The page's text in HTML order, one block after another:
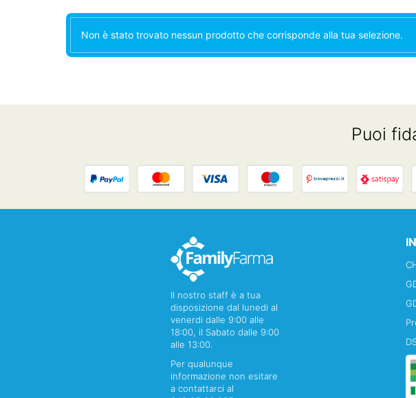
Non è stato trovato nessun prodotto che corrisponde alla tua selezione.
Puoi
Il nostro staff è a tua
disposizione dal lunedi al
venerdi dalle 9:00 alle
18:00, il Sabato dalle 9:00
alle 13:00.
Per qualunque
informazione non esitare
a contattarci al